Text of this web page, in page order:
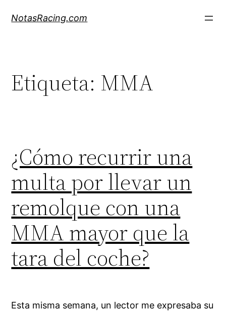
NotasRacing.com
Etiqueta: MMA
¿Cómo recurrir una
multa por llevar un
remolque con una
MMA mayor que la
tara del coche?
Esta misma semana, un lector me expresaba su